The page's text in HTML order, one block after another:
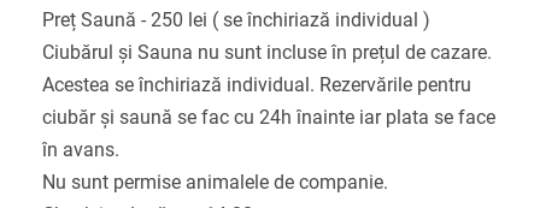
Preț Saună - 250 lei ( se închiriază individual )
Ciubărul și Sauna nu sunt incluse în prețul de cazare.
Acestea se închiriază individual. Rezervările pentru
ciubăr și saună se fac cu 24h înainte iar plata se face
în avans.
Nu sunt permise animalele de companie.